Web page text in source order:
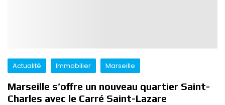
Actualité Immobilier Marseille
Marseille s’offre un nouveau quartier Saint-
Charles avec le Carré Saint-Lazare